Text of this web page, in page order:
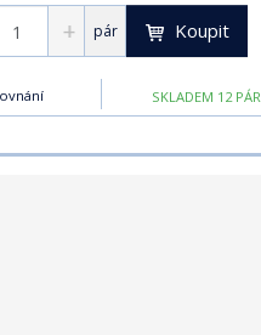
pár Koupit
SKLADEM 12 PÁR